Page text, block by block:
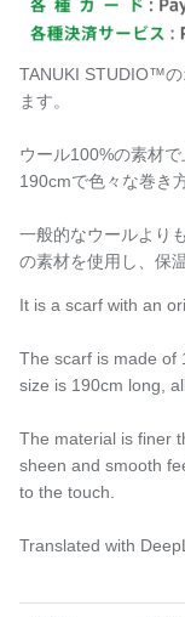
TANUKI STUDIO™️の
ます。
ウール100%の素材
190cmで色々な巻き
一般的なウールより
の素材を使用し、保
It is a scarf with an
The scarf is made of
size is 190cm long,
The material is finer
sheen and smooth
to the touch.
Translated with